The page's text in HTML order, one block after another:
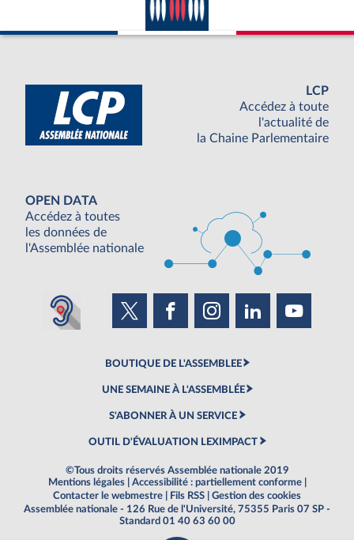
LCP
Accédez à toute
l'actualité de
la Chaine Parlementaire
OPEN DATA
Accédez à toutes
les données de
l'Assemblée nationale
BOUTIQUE DE L'ASSEMBLEE
UNE SEMAINE À L'ASSEMBLÉE
S'ABONNER À UN SERVICE
OUTIL D'ÉVALUATION LEXIMPACT
©Tous droits réservés Assemblée nationale 2019
Mentions légales
Accessibilité : partiellement conforme
Contacter le webmestre
Fils RSS
Gestion des cookies
Assemblée nationale - 126 Rue de l'Université, 75355 Paris 07 SP -
Standard 01 40 63 60 00